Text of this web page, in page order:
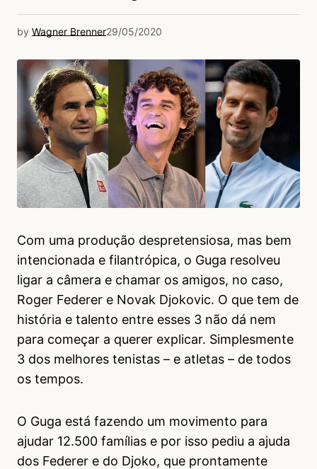
by Wagner Brenner29/05/2020
Com uma produção despretensiosa, mas bem
intencionada e filantrópica, o Guga resolveu
ligar a câmera e chamar os amigos, no caso,
Roger Federer e Novak Djokovic. O que tem de
história e talento entre esses 3 não dá nem
para começar a querer explicar. Simplesmente
3 dos melhores tenistas – e atletas – de todos
os tempos.
O Guga está fazendo um movimento para
ajudar 12.500 famílias e por isso pediu a ajuda
dos Federer e do Djoko, que prontamente